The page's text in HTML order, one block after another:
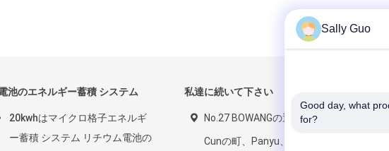
池のエネルギー蓄積 システム
20kwhはマイクロ格子エネルギ
ー蓄積 システム リチウム電池の
私達に続いて下さい
No.27 BOWANGの通り、ナン
Cunの町、Panyu、広州、
Sally Guo
Good day, what
for?